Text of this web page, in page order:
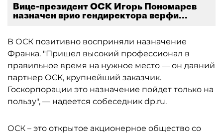
Вице-президент ОCК Игорь Пономарев
назначен врио гендиректора верфи...
В ОСК позитивно восприняли назначение
Франка. "Пришел высокий профессионал в
правильное время на нужное место — он давний
партнер ОСК, крупнейший заказчик.
Госкорпорации это назначение пойдет только на
пользу", — надеется собеседник dp.ru.
ОСК – это открытое акционерное общество со